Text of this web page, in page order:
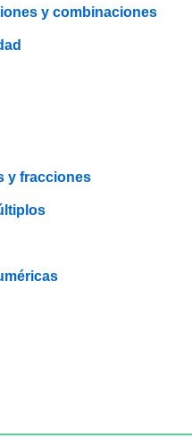
y combinaciones
y fracciones